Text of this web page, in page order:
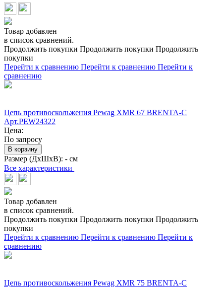
Товар добавлен
в список сравнений.
Продолжить покупки Продолжить покупки Продолжить
покупки
Перейти к сравнению Перейти к сравнению Перейти к
сравнению
Цепь противоскольжения Pewag XMR 67 BRENTA-C
Арт.PEW24322
Цена:
По запросу
В корзину
Размер (ДхШхВ): - см
Все характеристики
Товар добавлен
в список сравнений.
Продолжить покупки Продолжить покупки Продолжить
покупки
Перейти к сравнению Перейти к сравнению Перейти к
сравнению
Цепь противоскольжения Pewag XMR 75 BRENTA-C